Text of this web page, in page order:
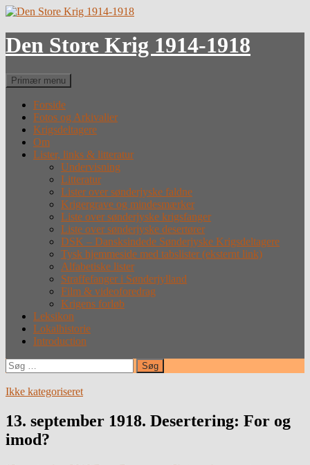
Hop
indhold
Den Store Krig 1914-1918
Søg
Primær menu
Forside
Fotos og Arkivalier
Krigsdeltagere
Om
Lister, links & litteratur
Undervisning
Litteratur
Lister over sønderjyske faldne
Krigergrave og mindesmærker
Liste over sønderjyske krigsfanger
Liste over sønderjyske desertører
DSK – Dansksindede Sønderjyske Krigsdeltagere
Tysk hjemmeside med tabslister (eksternt link)
Alfabetiske lister
Straffefanger i Sønderjylland
Film & videoforedrag
Krigens forløb
Leksikon
Lokalhistorie
Introduction
Søg
efter:
Ikke kategoriseret
13. september 1918. Desertering: For og
imod?